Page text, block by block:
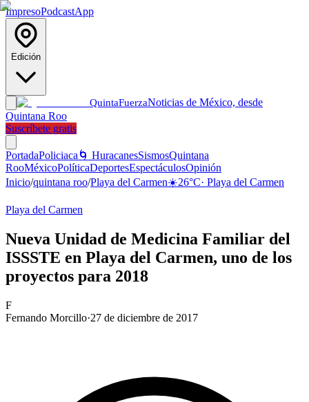
ImpresoPodcastApp
Edición
QuintaFuerzaNoticias de México, desde
Quintana Roo
Suscríbete gratis
PortadaPoliciaca 🌀 HuracanesSismosQuintana
RooMéxicoPolíticaDeportesEspectáculosOpinión
Inicio/quintana roo/Playa del Carmen☀️26°C· Playa del Carmen
Playa del Carmen
Nueva Unidad de Medicina Familiar del
ISSSTE en Playa del Carmen, uno de los
proyectos para 2018
F
Fernando Morcillo·27 de diciembre de 2017